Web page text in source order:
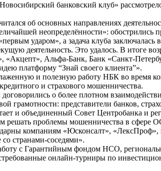
банковский клуб»
об основных направлениях
неопределённости»: обострились
ударом», а задача клуба
деятельность. Это удалось. В итоге
Альфа-Банк, Банк «Санкт-
платформу “Знай своего клиента”».
и полезную работу НБК во время
и страхового мошенничества.
о более плотном
представители банков,
и объединенный Совет Центробанка и
решать проблемы мошенничества в сфере
компаниям «Юсконсалт»,
странами-соседями».
с Гарантийным фондом НСО,
онлайн-турниры по